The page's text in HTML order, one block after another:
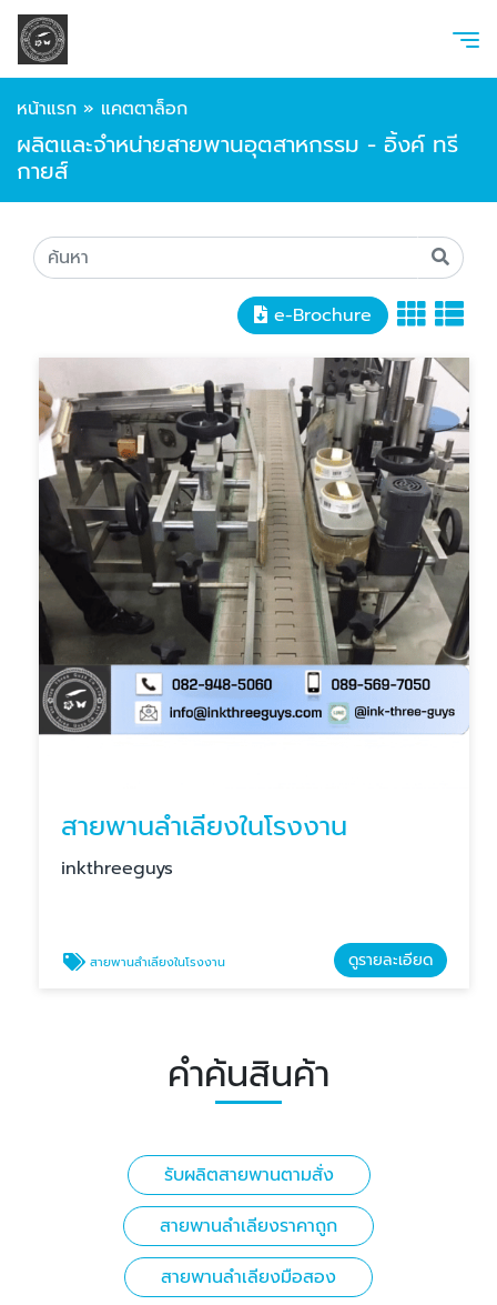
หน้าแรก » แคตตาล็อก
ผลิตและจำหน่ายสายพานอุตสาหกรรม - อิ้งค์ ทรี
กายส์
e-Brochure
สายพานลำเลียงในโรงงาน
inkthreeguys
สายพานลำเลียงในโรงงาน ดูรายละเอียด
คำค้นสินค้า
รับผลิตสายพานตามสั่ง
สายพานลำเลียงราคาถูก
สายพานลำเลียงมือสอง